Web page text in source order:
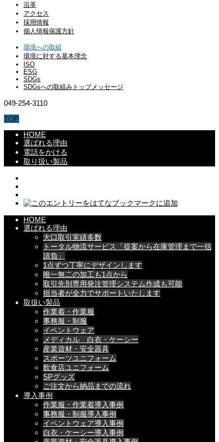
沿革
アクセス
採用情報
個人情報保護方針
環境への取組
環境に対する基本理念
ISO
ESG
SDGs
SDGsへの取組みトップメッセージ
049-254-3110
TOP
HOME
選ばれる理由
電話をかける
取り扱い製品
HOME
選ばれる理由
大口取引実績多数
トータル物流サービス「提案から在庫管理まで一括
請負」
1点ずつ丁寧にデザインします
唯一無二の加工も1点から
取引先別専用発注管理システム作成も可能
担当者が全力でサポートいたします
取扱い製品
作業着・作業服
事務服・制服
イベントウェア
メディカル 白衣・ケーシー
産業資材・安全器具
スポーツユニフォーム
飲食店ユニフォーム
SPグッズ
ご注文から納品までの流れ
導入事例
作業服・作業着導入事例
事務服・制服導入事例
イベントウェア導入事例
白衣・ケーシー導入事例